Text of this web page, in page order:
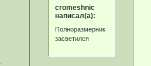
cromeshnic
написал(а):
Полноразмерник
засветился